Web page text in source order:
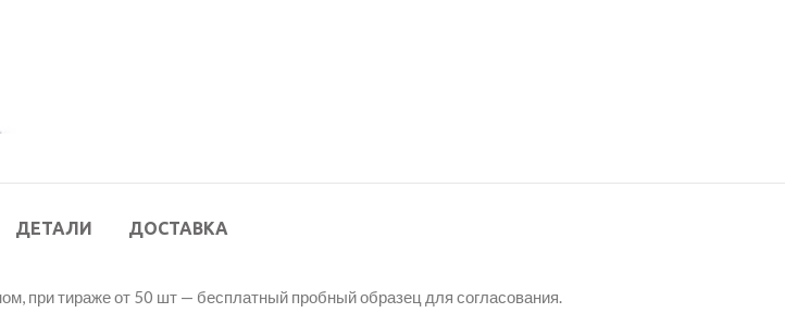
ДЕТАЛИ ДОСТАВКА
при тираже от 50 шт — бесплатный пробный образец для согласования.